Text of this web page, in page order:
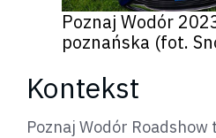
Poznaj Wodór
poznańska (fot.
Kontekst
Poznaj Wodór Roadshow